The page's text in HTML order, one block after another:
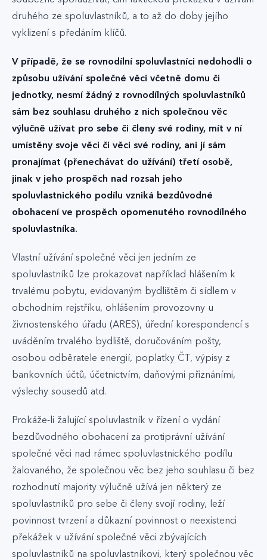
druhého ze spoluvlastníků, a to až do doby jejího
vyklizení s předáním klíčů.
V případě, že se rovnodílní spoluvlastníci nedohodli o
způsobu užívání společné věci včetně domu či
jednotky, nesmí žádný z rovnodílných spoluvlastníků
sám bez souhlasu druhého z nich společnou věc
výlučně užívat pro sebe či členy své rodiny, mít v ní
umístěny svoje věci či věci své rodiny, ani jí sám
pronajímat (přenechávat do užívání) třetí osobě,
jinak v jeho prospěch nad rozsah jeho
spoluvlastnického podílu vzniká bezdůvodné
obohacení ve prospěch opomenutého rovnodílného
spoluvlastníka.
Vlastní užívání společné věci jen jedním ze
spoluvlastníků lze prokazovat například hlášením k
trvalému pobytu, evidovaným bydlištěm či sídlem v
obchodním rejstříku, ohlášením provozovny u
živnostenského úřadu (ARES), úřední korespondencí s
uváděním trvalého bydliště, doručováním pošty,
osobou odběratele energií, poplatky ČT, výpisy z
bankovních účtů, účetnictvím, daňovými přiznáními,
výslechy sousedů atd.
Prokáže-li žalující spoluvlastník v řízení o vydání
bezdůvodného obohacení za protiprávní užívání
společné věci nad rámec spoluvlastnického podílu
žalovaného, že společnou věc bez jeho souhlasu či bez
rozhodnutí majority výlučně užívá jen některý ze
spoluvlastníků pro sebe či členy svojí rodiny, leží
povinnost tvrzení a důkazní povinnost o neexistenci
překážek v užívání společné věci zbývajících
spoluvlastníků na spoluvlastníkovi, který společnou věc